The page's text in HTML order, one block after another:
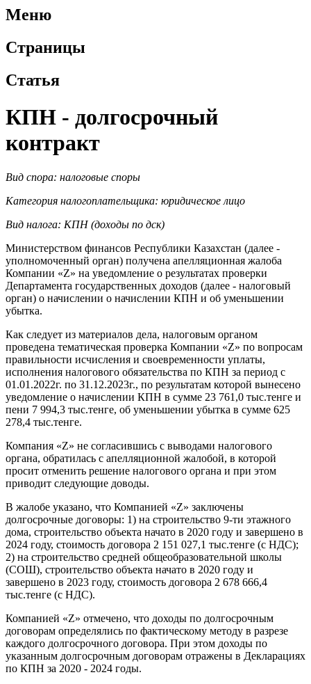
Меню
Страницы
Статья
КПН - долгосрочный
контракт
Вид спора: налоговые споры
Категория налогоплательщика: юридическое лицо
Вид налога: КПН (доходы по дск)
Министерством финансов Республики Казахстан (далее -
уполномоченный орган) получена апелляционная жалоба
Компании «Z» на уведомление о результатах проверки
Департамента государственных доходов (далее - налоговый
орган) о начислении о начислении КПН и об уменьшении
убытка.
Как следует из материалов дела, налоговым органом
проведена тематическая проверка Компании «Z» по вопросам
правильности исчисления и своевременности уплаты,
исполнения налогового обязательства по КПН за период с
01.01.2022г. по 31.12.2023г., по результатам которой вынесено
уведомление о начислении КПН в сумме 23 761,0 тыс.тенге и
пени 7 994,3 тыс.тенге, об уменьшении убытка в сумме 625
278,4 тыс.тенге.
Компания «Z» не согласившись с выводами налогового
органа, обратилась с апелляционной жалобой, в которой
просит отменить решение налогового органа и при этом
приводит следующие доводы.
В жалобе указано, что Компанией «Z» заключены
долгосрочные договоры: 1) на строительство 9-ти этажного
дома, строительство объекта начато в 2020 году и завершено в
2024 году, стоимость договора 2 151 027,1 тыс.тенге (с НДС);
2) на строительство средней общеобразовательной школы
(СОШ), строительство объекта начато в 2020 году и
завершено в 2023 году, стоимость договора 2 678 666,4
тыс.тенге (с НДС).
Компанией «Z» отмечено, что доходы по долгосрочным
договорам определялись по фактическому методу в разрезе
каждого долгосрочного договора. При этом доходы по
указанным долгосрочным договорам отражены в Декларациях
по КПН за 2020 - 2024 годы.